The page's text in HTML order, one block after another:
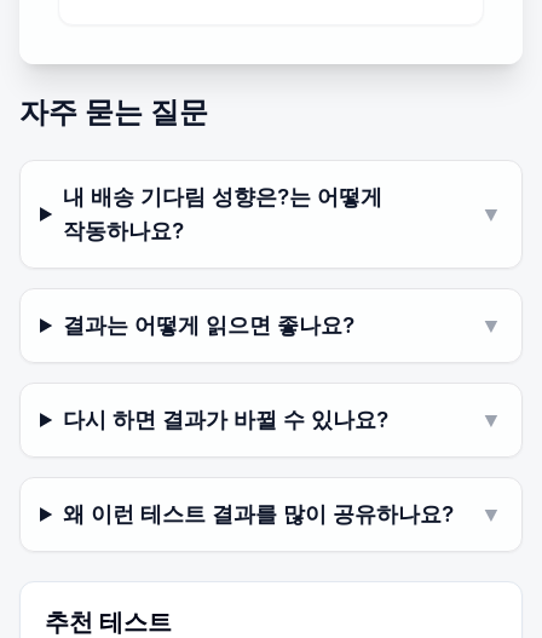
자주 묻는 질문
내 배송 기다림 성향은?는 어떻게
작동하나요?
▼
결과는 어떻게 읽으면 좋나요? ▼
다시 하면 결과가 바뀔 수 있나요? ▼
왜 이런 테스트 결과를 많이 공유하나요? ▼
추천 테스트